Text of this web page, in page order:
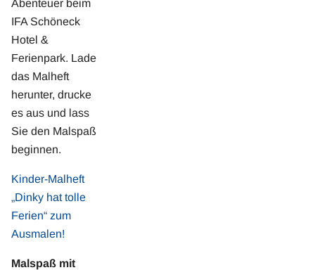
Abenteuer beim
IFA Schöneck
Hotel &
Ferienpark. Lade
das Malheft
herunter, drucke
es aus und lass
Sie den Malspaß
beginnen.
Kinder-Malheft
„Dinky hat tolle
Ferien“ zum
Ausmalen!
Malspaß mit